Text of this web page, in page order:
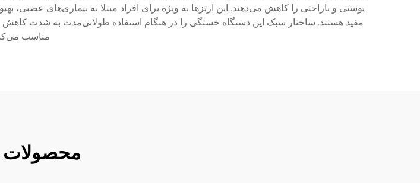
پوستی و ناراحتی را کاهش می‌دهند. این ارتزها به ویژه برای افراد مبتلا به بیماری‌های
مفید هستند. ساختار سبک این دستگاه خستگی را در هنگام استفاده طولانی‌مدت به شدت کاهش
مناسب
محصولات